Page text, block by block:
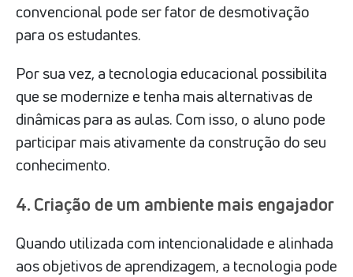
convencional pode ser fator de desmotivação
para os estudantes.
Por sua vez, a tecnologia educacional possibilita
que se modernize e tenha mais alternativas de
dinâmicas para as aulas. Com isso, o aluno pode
participar mais ativamente da construção do seu
conhecimento.
4. Criação de um ambiente mais engajador
Quando utilizada com intencionalidade e alinhada
aos objetivos de aprendizagem, a tecnologia pode